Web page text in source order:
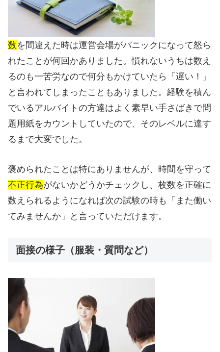
数を間違えた時は運営会場がパニックになって怒ら
れたことが何回かありました。慣れないうちは数え
るのも一苦労なので何分もかけていたら「遅い！」
と言われてしまったこともありました。経験を積ん
でいるアルバイトの方達はよく素早い手さばきで問
題用紙をカウントしていたので、そのレベルに達す
るまで大変でした。
褒められたことは特にありませんが、時間を守って
不正行為がないかどうかチェックし、枚数を正確に
数えられるようになれば次の試験の時も「また働い
てみませんか」と言っていただけます。
面接の様子（服装・質問など）